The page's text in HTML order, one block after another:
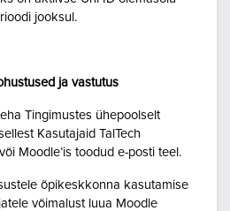
jooksul.
ja vastutus
Tingimustes ühepoolselt
Kasutajaid TalTech
Moodle’is toodud e-posti teel.
õpikeskkonna kasutamise
võimalust luua Moodle